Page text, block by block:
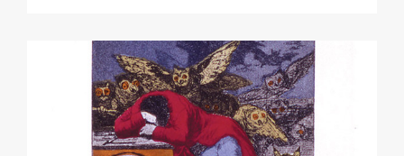
PREMIO ARAGÓN GOYA